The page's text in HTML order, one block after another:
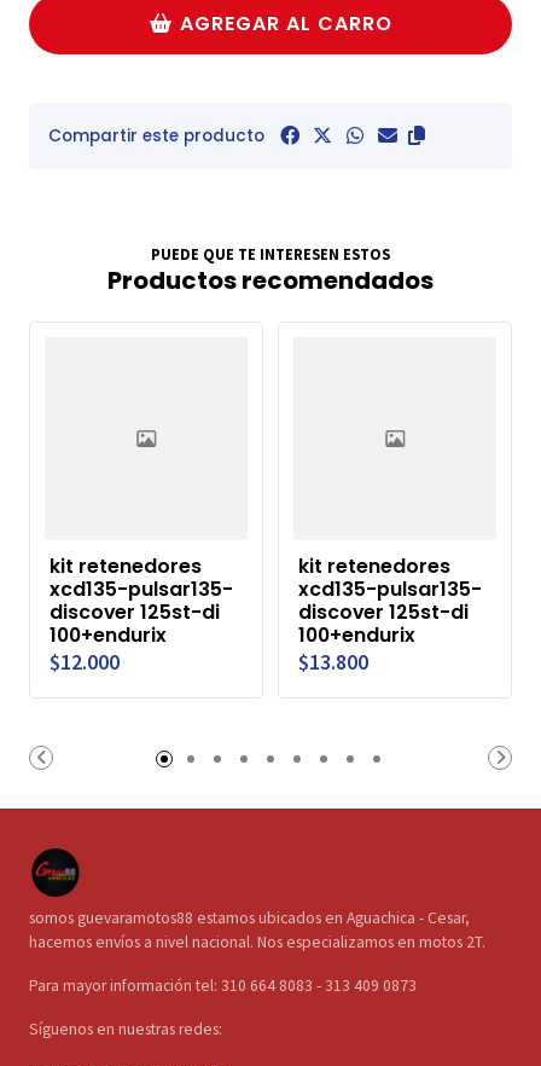
AGREGAR AL CARRO
Compartir este producto
PUEDE QUE TE INTERESEN ESTOS
Productos recomendados
kit retenedores
xcd135-pulsar135-
discover 125st-di
100+endurix
$12.000
kit retenedores
xcd135-pulsar135-
discover 125st-di
100+endurix
$13.800
somos guevaramotos88 estamos ubicados en Aguachica - Cesar,
hacemos envíos a nivel nacional. Nos especializamos en motos 2T.
Para mayor información tel: 310 664 8083 - 313 409 0873
Síguenos en nuestras redes: